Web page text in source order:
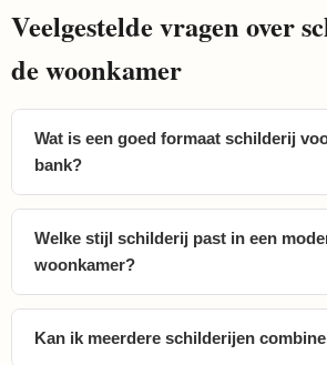
Veelgestelde vragen over
de woonkamer
Wat is een goed formaat schilderij
bank?
Welke stijl schilderij past in een
woonkamer?
Kan ik meerdere schilderijen